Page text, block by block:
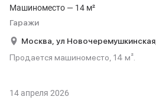
Машиноместо — 14 м²
Гаражи
Москва, ул Новочеремушкинская,
Продается машиноместо, 14 м².
14 апреля 2026